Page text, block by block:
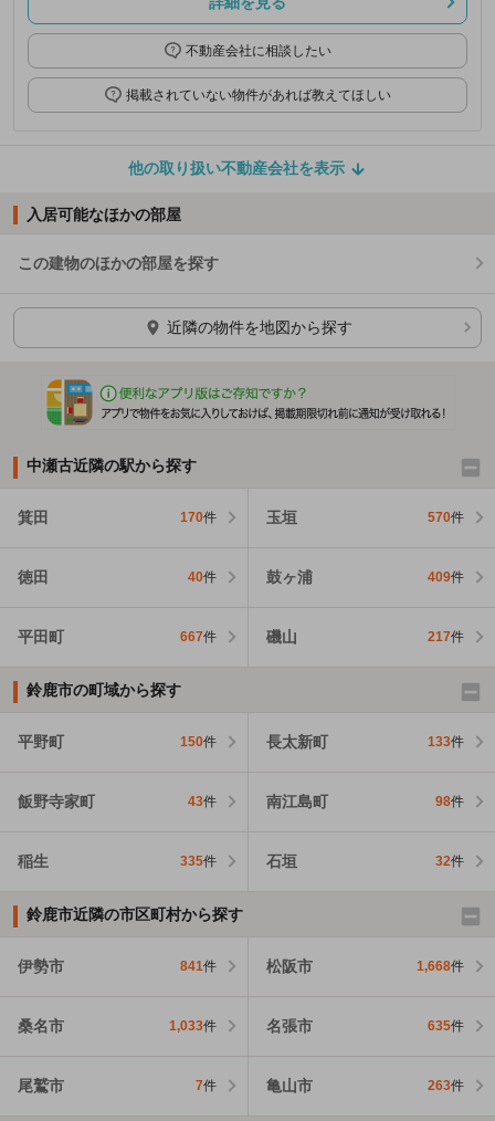
不動産会社に相談したい
掲載されていない物件があれば教えてほしい
他の取り扱い不動産会社を表示
入居可能なほかの部屋
この建物のほかの部屋を探す
ほかの部屋を検索中…
近隣の物件を地図から探す
中瀬古近隣の駅から探す
箕田 170件 玉垣 570件
徳田 40件 鼓ヶ浦 409件
平田町 667件 磯山 217件
鈴鹿市の町域から探す
平野町 150件 長太新町 133件
飯野寺家町 43件 南江島町 98件
稲生 335件 石垣 32件
鈴鹿市近隣の市区町村から探す
伊勢市 841件 松阪市 1,668件
桑名市 1,033件 名張市 635件
尾鷲市 7件 亀山市 263件